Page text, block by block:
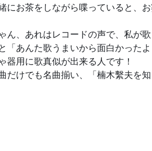
にお茶をしながら喋っていると、
、あれはレコードの声で、私が歌
「あんた歌うまいから面白かった
用に歌真似が出来る人です！
けでも名曲揃い、「楠木繫夫を